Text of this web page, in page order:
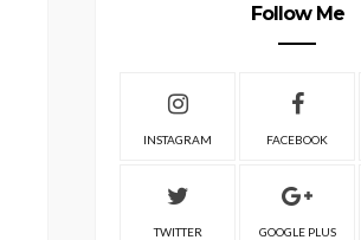
Follow Me
INSTAGRAM FACEBOOK
TWITTER GOOGLE PLUS